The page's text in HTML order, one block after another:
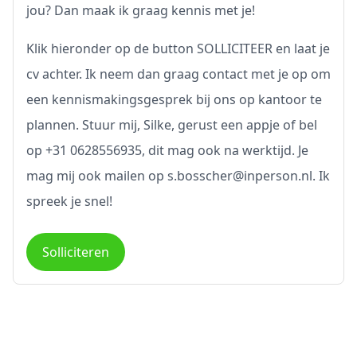
jou? Dan maak ik graag kennis met je!
Klik hieronder op de button SOLLICITEER en laat je
cv achter. Ik neem dan graag contact met je op om
een kennismakingsgesprek bij ons op kantoor te
plannen. Stuur mij, Silke, gerust een appje of bel
op +31 0628556935, dit mag ook na werktijd. Je
mag mij ook mailen op s.bosscher@inperson.nl. Ik
spreek je snel!
Solliciteren